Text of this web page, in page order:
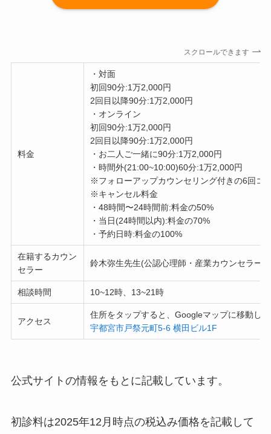
スクロールできます
料金
・対面
初回90分:1万2,000円
2回目以降90分:1万2,000円
・オンライン
初回90分:1万2,000円
2回目以降90分:1万2,000円
・お二人ご一緒に90分:1万2,000円
・時間外(21:00~10:00)60分:1万2,000円
※フォローアップカウンセリング付きの6回コ
※キャンセル料金
・48時間〜24時間前:料金の50%
・当日(24時間以内):料金の70%
・予約日時:料金の100%
在籍するカウン
セラー
鈴木弥生先生(公認心理師・産業カウンセラー)
相談時間 10~12時、13~21時
アクセス
住所をタップすると、Googleマップに移動し
宇都宮市戸祭元町5-6 横田ビル1F
公式サイトの情報をもとに記載しています。
初診料は2025年12月時点の税込み価格を記載して